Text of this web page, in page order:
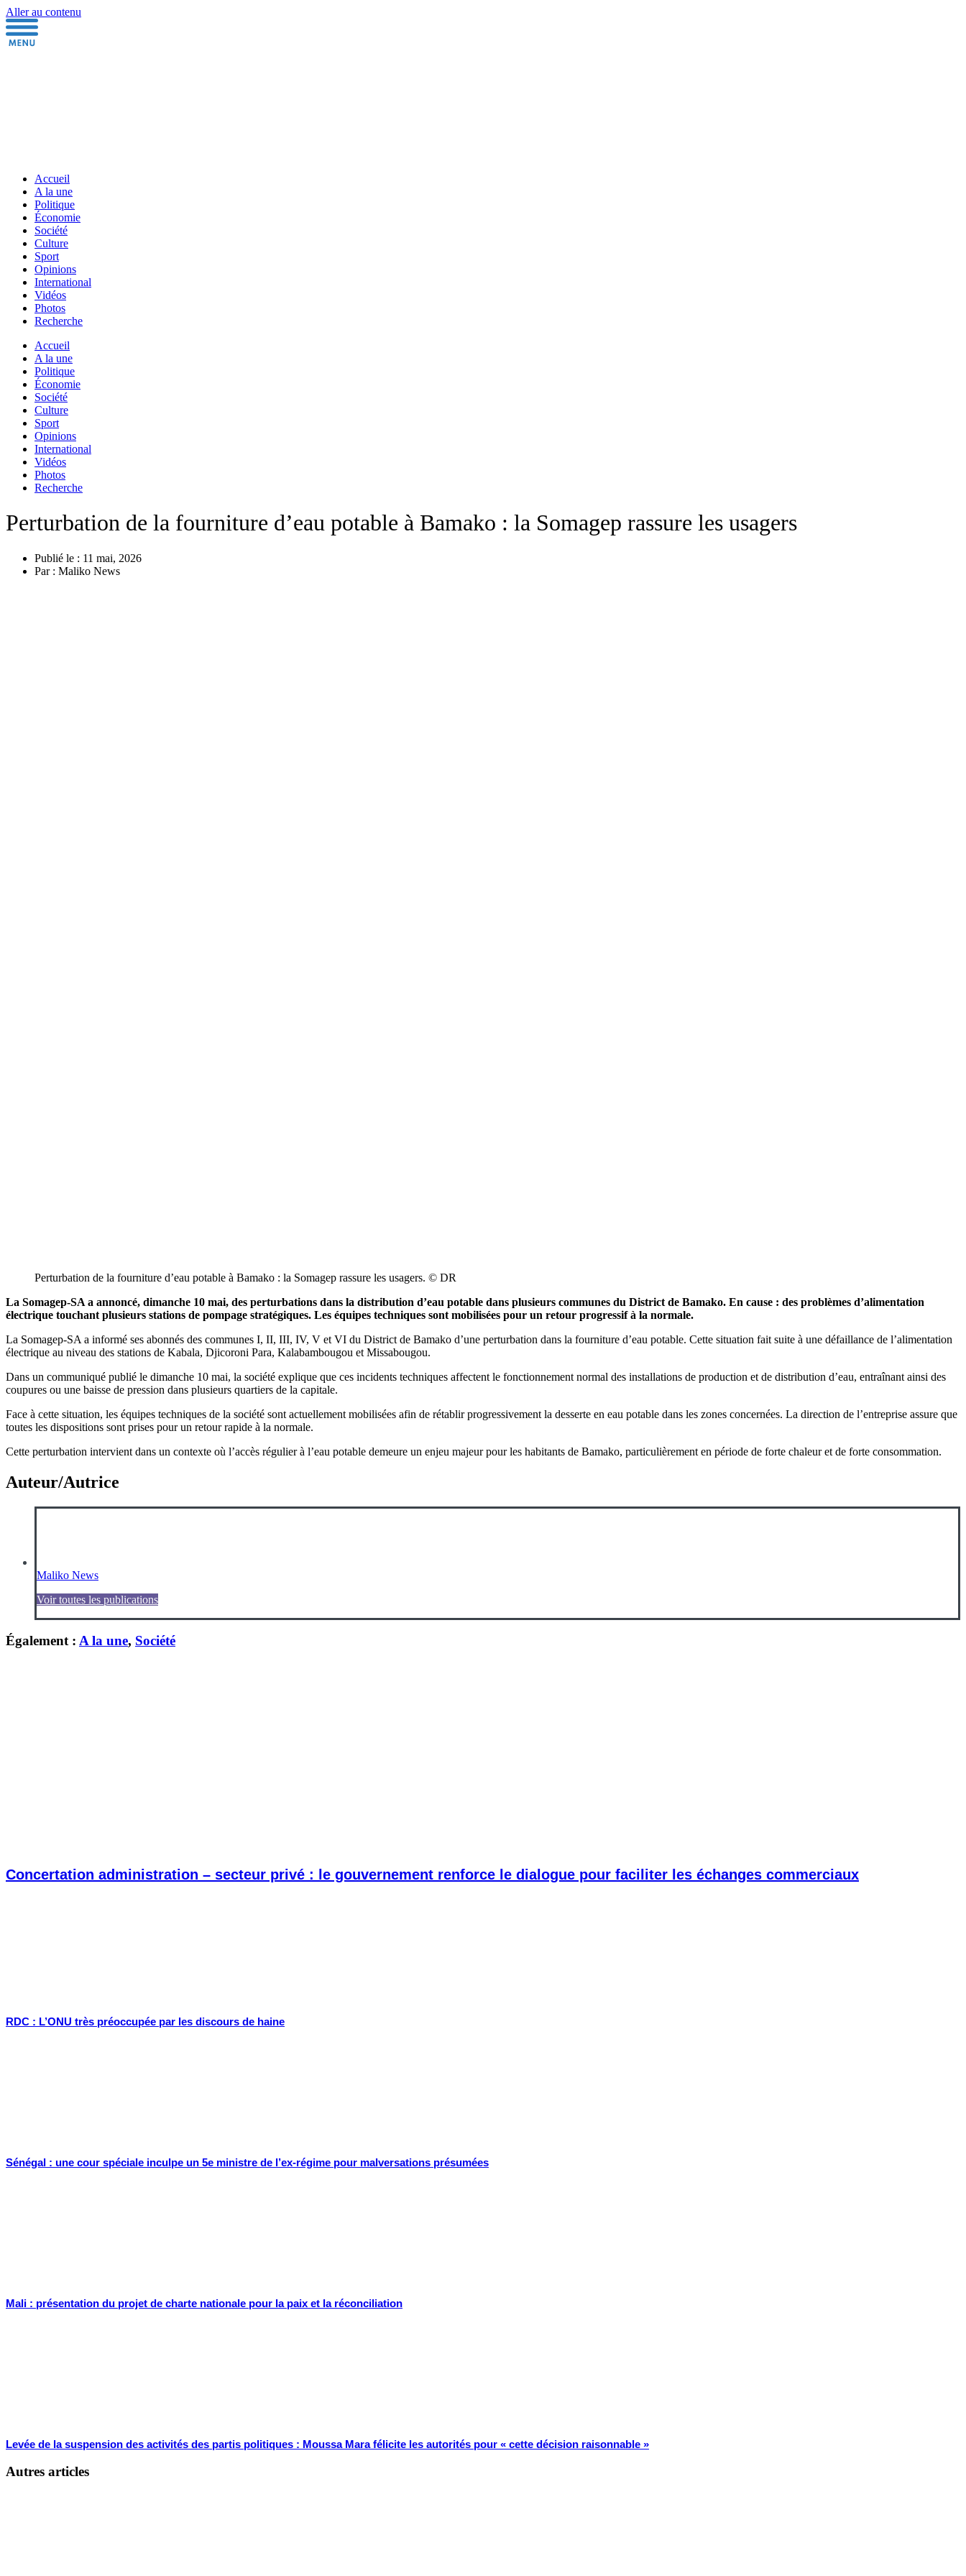
Aller au contenu
Accueil
A la une
Politique
Économie
Société
Culture
Sport
Opinions
International
Vidéos
Photos
Recherche
Accueil
A la une
Politique
Économie
Société
Culture
Sport
Opinions
International
Vidéos
Photos
Recherche
Perturbation de la fourniture d’eau potable à Bamako : la Somagep rassure les usagers
Publié le : 11 mai, 2026
Par : Maliko News
Perturbation de la fourniture d’eau potable à Bamako : la Somagep rassure les usagers. © DR
La Somagep-SA a annoncé, dimanche 10 mai, des perturbations dans la distribution d’eau potable dans plusieurs communes du District de Bamako. En cause : des problèmes d’alimentation
électrique touchant plusieurs stations de pompage stratégiques. Les équipes techniques sont mobilisées pour un retour progressif à la normale.
La Somagep-SA a informé ses abonnés des communes I, II, III, IV, V et VI du District de Bamako d’une perturbation dans la fourniture d’eau potable. Cette situation fait suite à une défaillance de l’alimentation
électrique au niveau des stations de Kabala, Djicoroni Para, Kalabambougou et Missabougou.
Dans un communiqué publié le dimanche 10 mai, la société explique que ces incidents techniques affectent le fonctionnement normal des installations de production et de distribution d’eau, entraînant ainsi des
coupures ou une baisse de pression dans plusieurs quartiers de la capitale.
Face à cette situation, les équipes techniques de la société sont actuellement mobilisées afin de rétablir progressivement la desserte en eau potable dans les zones concernées. La direction de l’entreprise assure que
toutes les dispositions sont prises pour un retour rapide à la normale.
Cette perturbation intervient dans un contexte où l’accès régulier à l’eau potable demeure un enjeu majeur pour les habitants de Bamako, particulièrement en période de forte chaleur et de forte consommation.
Auteur/Autrice
Maliko News
Voir toutes les publications
Également : A la une, Société
Concertation administration – secteur privé : le gouvernement renforce le dialogue pour faciliter les échanges commerciaux
RDC : L’ONU très préoccupée par les discours de haine
Sénégal : une cour spéciale inculpe un 5e ministre de l’ex-régime pour malversations présumées
Mali : présentation du projet de charte nationale pour la paix et la réconciliation
Levée de la suspension des activités des partis politiques : Moussa Mara félicite les autorités pour « cette décision raisonnable »
Autres articles